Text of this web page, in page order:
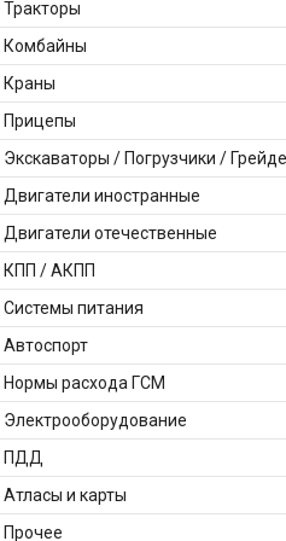
Тракторы
Комбайны
Краны
Прицепы
Экскаваторы / Погрузчики /
Двигатели иностранные
Двигатели отечественные
КПП / АКПП
Системы питания
Автоспорт
Нормы расхода ГСМ
Электрооборудование
ПДД
Атласы и карты
Прочее